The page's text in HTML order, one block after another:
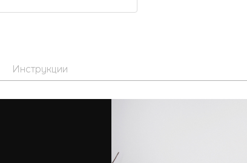
Инструкции